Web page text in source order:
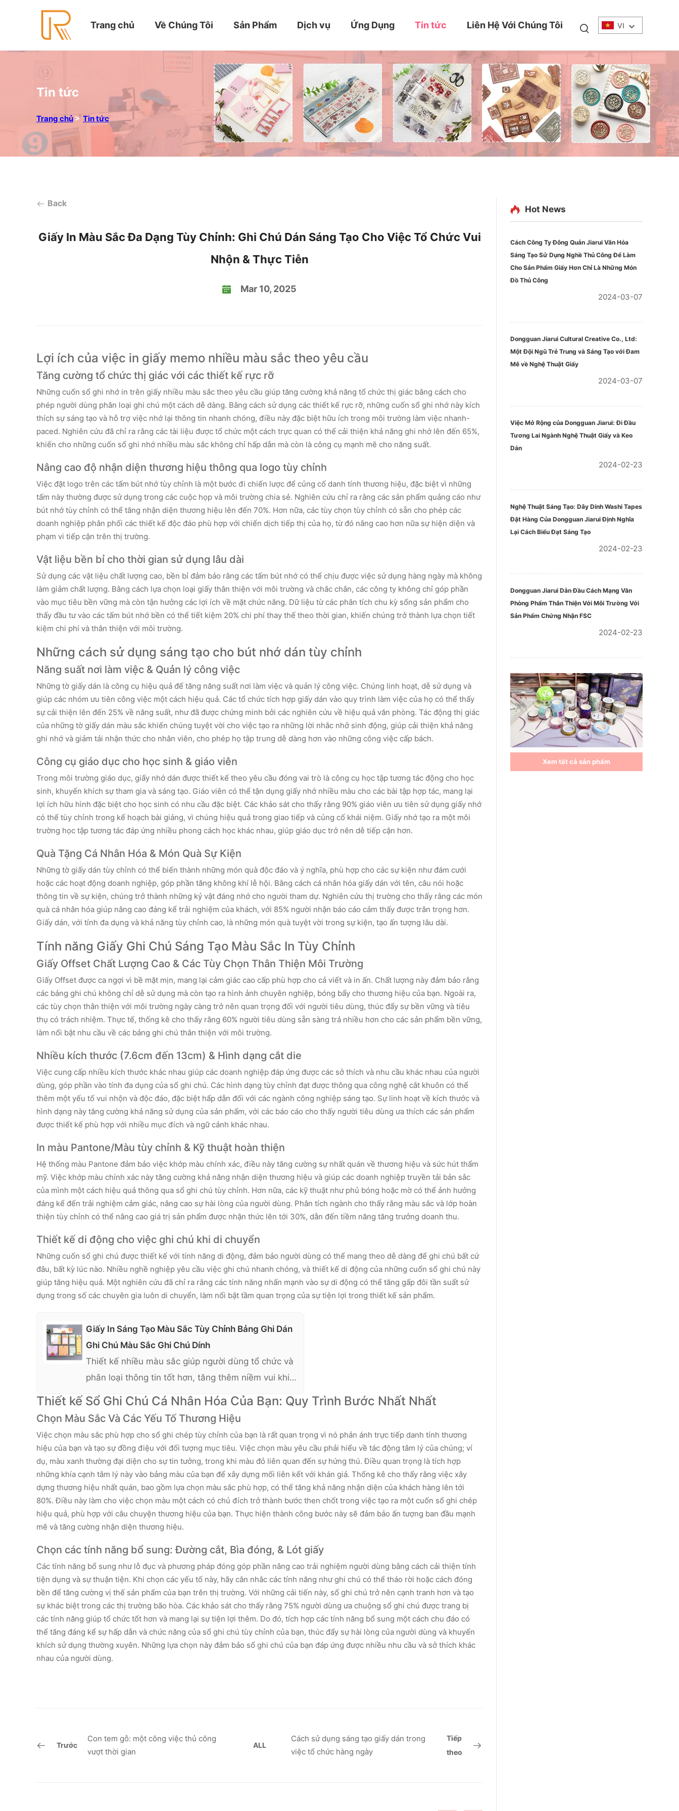
Trang chủ Về Chúng Tôi Sản Phẩm Dịch vụ Ứng Dụng Tin tức Liên Hệ Với Chúng Tôi VI
Tin tức
Trang chủ > Tin tức
Back
Giấy In Màu Sắc Đa Dạng Tùy Chỉnh: Ghi Chú Dán Sáng Tạo Cho Việc Tổ Chức Vui
Nhộn & Thực Tiễn
Mar 10, 2025
Lợi ích của việc in giấy memo nhiều màu sắc theo yêu cầu
Tăng cường tổ chức thị giác với các thiết kế rực rỡ
Những cuốn sổ ghi nhớ in trên giấy nhiều màu sắc theo yêu cầu giúp tăng cường khả năng tổ chức thị giác bằng cách cho
phép người dùng phân loại ghi chú một cách dễ dàng. Bằng cách sử dụng các thiết kế rực rỡ, những cuốn sổ ghi nhớ này kích
thích sự sáng tạo và hỗ trợ việc nhớ lại thông tin nhanh chóng, điều này đặc biệt hữu ích trong môi trường làm việc nhanh-
paced. Nghiên cứu đã chỉ ra rằng các tài liệu được tổ chức một cách trực quan có thể cải thiện khả năng ghi nhớ lên đến 65%,
khiến cho những cuốn sổ ghi nhớ nhiều màu sắc không chỉ hấp dẫn mà còn là công cụ mạnh mẽ cho năng suất.
Nâng cao độ nhận diện thương hiệu thông qua logo tùy chỉnh
Việc đặt logo trên các tấm bút nhớ tùy chỉnh là một bước đi chiến lược để củng cố danh tính thương hiệu, đặc biệt vì những
tấm này thường được sử dụng trong các cuộc họp và môi trường chia sẻ. Nghiên cứu chỉ ra rằng các sản phẩm quảng cáo như
bút nhớ tùy chỉnh có thể tăng nhận diện thương hiệu lên đến 70%. Hơn nữa, các tùy chọn tùy chỉnh có sẵn cho phép các
doanh nghiệp phân phối các thiết kế độc đáo phù hợp với chiến dịch tiếp thị của họ, từ đó nâng cao hơn nữa sự hiện diện và
phạm vi tiếp cận trên thị trường.
Vật liệu bền bỉ cho thời gian sử dụng lâu dài
Sử dụng các vật liệu chất lượng cao, bền bỉ đảm bảo rằng các tấm bút nhớ có thể chịu được việc sử dụng hàng ngày mà không
làm giảm chất lượng. Bằng cách lựa chọn loại giấy thân thiện với môi trường và chắc chắn, các công ty không chỉ góp phần
vào mục tiêu bền vững mà còn tận hưởng các lợi ích về mặt chức năng. Dữ liệu từ các phân tích chu kỳ sống sản phẩm cho
thấy đầu tư vào các tấm bút nhớ bền có thể tiết kiệm 20% chi phí thay thế theo thời gian, khiến chúng trở thành lựa chọn tiết
kiệm chi phí và thân thiện với môi trường.
Những cách sử dụng sáng tạo cho bút nhớ dán tùy chỉnh
Năng suất nơi làm việc & Quản lý công việc
Những tờ giấy dán là công cụ hiệu quả để tăng năng suất nơi làm việc và quản lý công việc. Chúng linh hoạt, dễ sử dụng và
giúp các nhóm ưu tiên công việc một cách hiệu quả. Các tổ chức tích hợp giấy dán vào quy trình làm việc của họ có thể thấy
sự cải thiện lên đến 25% về năng suất, như đã được chứng minh bởi các nghiên cứu về hiệu quả văn phòng. Tác động thị giác
của những tờ giấy dán màu sắc khiến chúng tuyệt vời cho việc tạo ra những lời nhắc nhở sinh động, giúp cải thiện khả năng
ghi nhớ và giảm tải nhận thức cho nhân viên, cho phép họ tập trung dễ dàng hơn vào những công việc cấp bách.
Công cụ giáo dục cho học sinh & giáo viên
Trong môi trường giáo dục, giấy nhớ dán được thiết kế theo yêu cầu đóng vai trò là công cụ học tập tương tác động cho học
sinh, khuyến khích sự tham gia và sáng tạo. Giáo viên có thể tận dụng giấy nhớ nhiều màu cho các bài tập hợp tác, mang lại
lợi ích hữu hình đặc biệt cho học sinh có nhu cầu đặc biệt. Các khảo sát cho thấy rằng 90% giáo viên ưu tiên sử dụng giấy nhớ
có thể tùy chỉnh trong kế hoạch bài giảng, vì chúng hiệu quả trong giao tiếp và củng cố khái niệm. Giấy nhớ tạo ra một môi
trường học tập tương tác đáp ứng nhiều phong cách học khác nhau, giúp giáo dục trở nên dễ tiếp cận hơn.
Quà Tặng Cá Nhân Hóa & Món Quà Sự Kiện
Những tờ giấy dán tùy chỉnh có thể biến thành những món quà độc đáo và ý nghĩa, phù hợp cho các sự kiện như đám cưới
hoặc các hoạt động doanh nghiệp, góp phần tăng không khí lễ hội. Bằng cách cá nhân hóa giấy dán với tên, câu nói hoặc
thông tin về sự kiện, chúng trở thành những kỷ vật đáng nhớ cho người tham dự. Nghiên cứu thị trường cho thấy rằng các món
quà cá nhân hóa giúp nâng cao đáng kể trải nghiệm của khách, với 85% người nhận báo cáo cảm thấy được trân trọng hơn.
Giấy dán, với tính đa dụng và khả năng tùy chỉnh cao, là những món quà tuyệt vời trong sự kiện, tạo ấn tượng lâu dài.
Tính năng Giấy Ghi Chú Sáng Tạo Màu Sắc In Tùy Chỉnh
Giấy Offset Chất Lượng Cao & Các Tùy Chọn Thân Thiện Môi Trường
Giấy Offset được ca ngợi vì bề mặt mịn, mang lại cảm giác cao cấp phù hợp cho cả viết và in ấn. Chất lượng này đảm bảo rằng
các bảng ghi chú không chỉ dễ sử dụng mà còn tạo ra hình ảnh chuyên nghiệp, bóng bẩy cho thương hiệu của bạn. Ngoài ra,
các tùy chọn thân thiện với môi trường ngày càng trở nên quan trọng đối với người tiêu dùng, thúc đẩy sự bền vững và tiêu
thụ có trách nhiệm. Thực tế, thống kê cho thấy rằng 60% người tiêu dùng sẵn sàng trả nhiều hơn cho các sản phẩm bền vững,
làm nổi bật nhu cầu về các bảng ghi chú thân thiện với môi trường.
Nhiều kích thước (7.6cm đến 13cm) & Hình dạng cắt die
Việc cung cấp nhiều kích thước khác nhau giúp các doanh nghiệp đáp ứng được các sở thích và nhu cầu khác nhau của người
dùng, góp phần vào tính đa dụng của sổ ghi chú. Các hình dạng tùy chỉnh đạt được thông qua công nghệ cắt khuôn có thể
thêm một yếu tố vui nhộn và độc đáo, đặc biệt hấp dẫn đối với các ngành công nghiệp sáng tạo. Sự linh hoạt về kích thước và
hình dạng này tăng cường khả năng sử dụng của sản phẩm, với các báo cáo cho thấy người tiêu dùng ưa thích các sản phẩm
được thiết kế phù hợp với nhiều mục đích và ngữ cảnh khác nhau.
In màu Pantone/Màu tùy chỉnh & Kỹ thuật hoàn thiện
Hệ thống màu Pantone đảm bảo việc khớp màu chính xác, điều này tăng cường sự nhất quán về thương hiệu và sức hút thẩm
mỹ. Việc khớp màu chính xác này tăng cường khả năng nhận diện thương hiệu và giúp các doanh nghiệp truyền tải bản sắc
của mình một cách hiệu quả thông qua sổ ghi chú tùy chỉnh. Hơn nữa, các kỹ thuật như phủ bóng hoặc mờ có thể ảnh hưởng
đáng kể đến trải nghiệm cảm giác, nâng cao sự hài lòng của người dùng. Phân tích ngành cho thấy rằng màu sắc và lớp hoàn
thiện tùy chỉnh có thể nâng cao giá trị sản phẩm được nhận thức lên tới 30%, dẫn đến tiềm năng tăng trưởng doanh thu.
Thiết kế di động cho việc ghi chú khi di chuyển
Những cuốn sổ ghi chú được thiết kế với tính năng di động, đảm bảo người dùng có thể mang theo dễ dàng để ghi chú bất cứ
đâu, bất kỳ lúc nào. Nhiều nghề nghiệp yêu cầu việc ghi chú nhanh chóng, và thiết kế di động của những cuốn sổ ghi chú này
giúp tăng hiệu quả. Một nghiên cứu đã chỉ ra rằng các tính năng nhấn mạnh vào sự di động có thể tăng gấp đôi tần suất sử
dụng trong số các chuyên gia luôn di chuyển, làm nổi bật tầm quan trọng của sự tiện lợi trong thiết kế sản phẩm.
Giấy In Sáng Tạo Màu Sắc Tùy Chỉnh Bảng Ghi Dán
Ghi Chú Màu Sắc Ghi Chú Dính
Thiết kế nhiều màu sắc giúp người dùng tổ chức và
phân loại thông tin tốt hơn, tăng thêm niềm vui khi
ghi chép. Được làm từ giấy chất lượng cao để viết
mượt mà, các cuốn sổ có nhiều kích thước và hình
dạng khác nhau. Chúng có thể tùy chỉnh, di động
và in logo để làm quà tặng doanh nghiệp.
Thiết kế Sổ Ghi Chú Cá Nhân Hóa Của Bạn: Quy Trình Bước Nhất Nhất
Chọn Màu Sắc Và Các Yếu Tố Thương Hiệu
Việc chọn màu sắc phù hợp cho sổ ghi chép tùy chỉnh của bạn là rất quan trọng vì nó phản ánh trực tiếp danh tính thương
hiệu của bạn và tạo sự đồng điệu với đối tượng mục tiêu. Việc chọn màu yêu cầu phải hiểu về tác động tâm lý của chúng; ví
dụ, màu xanh thường đại diện cho sự tin tưởng, trong khi màu đỏ liên quan đến sự hứng thú. Điều quan trọng là tích hợp
những khía cạnh tâm lý này vào bảng màu của bạn để xây dựng mối liên kết với khán giả. Thống kê cho thấy rằng việc xây
dựng thương hiệu nhất quán, bao gồm lựa chọn màu sắc phù hợp, có thể tăng khả năng nhận diện của khách hàng lên tới
80%. Điều này làm cho việc chọn màu một cách có chủ đích trở thành bước then chốt trong việc tạo ra một cuốn sổ ghi chép
hiệu quả, phù hợp với câu chuyện thương hiệu của bạn. Thực hiện thành công bước này sẽ đảm bảo ấn tượng ban đầu mạnh
mẽ và tăng cường nhận diện thương hiệu.
Chọn các tính năng bổ sung: Đường cắt, Bìa đóng, & Lót giấy
Các tính năng bổ sung như lỗ đục và phương pháp đóng góp phần nâng cao trải nghiệm người dùng bằng cách cải thiện tính
tiện dụng và sự thuận tiện. Khi chọn các yếu tố này, hãy cân nhắc các tính năng như ghi chú có thể tháo rời hoặc cách đóng
bền để tăng cường vị thế sản phẩm của bạn trên thị trường. Với những cải tiến này, sổ ghi chú trở nên cạnh tranh hơn và tạo
sự khác biệt trong các thị trường bão hòa. Các khảo sát cho thấy rằng 75% người dùng ưa chuộng sổ ghi chú được trang bị
các tính năng giúp tổ chức tốt hơn và mang lại sự tiện lợi thêm. Do đó, tích hợp các tính năng bổ sung một cách chu đáo có
thể tăng đáng kể sự hấp dẫn và chức năng của sổ ghi chú tùy chỉnh của bạn, thúc đẩy sự hài lòng của người dùng và khuyến
khích sử dụng thường xuyên. Những lựa chọn này đảm bảo sổ ghi chú của bạn đáp ứng được nhiều nhu cầu và sở thích khác
nhau của người dùng.
Trước
Con tem gỗ: một công việc thủ công
vượt thời gian
ALL
Cách sử dụng sáng tạo giấy dán trong
việc tổ chức hàng ngày
Tiếp
theo
Hot News
Cách Công Ty Đông Quản Jiarui Văn Hóa
Sáng Tạo Sử Dụng Nghề Thủ Công Để Làm
Cho Sản Phẩm Giấy Hơn Chỉ Là Những Món
Đồ Thủ Công
2024-03-07
Dongguan Jiarui Cultural Creative Co., Ltd:
Một Đội Ngũ Trẻ Trung và Sáng Tạo với Đam
Mê về Nghệ Thuật Giấy
2024-03-07
Việc Mở Rộng của Dongguan Jiarui: Đi Đầu
Tương Lai Ngành Nghệ Thuật Giấy và Keo
Dán
2024-02-23
Nghệ Thuật Sáng Tạo: Dây Dính Washi Tapes
Đặt Hàng Của Dongguan Jiarui Định Nghĩa
Lại Cách Biểu Đạt Sáng Tạo
2024-02-23
Dongguan Jiarui Dẫn Đầu Cách Mạng Văn
Phòng Phẩm Thân Thiện Với Môi Trường Với
Sản Phẩm Chứng Nhận FSC
2024-02-23
Xem tất cả sản phẩm